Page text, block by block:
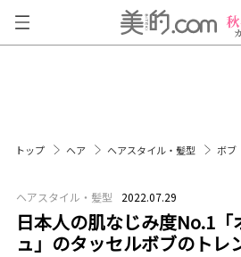
トップ ヘア ヘアスタイル・髪型 ボブ
ヘアスタイル・髪型 2022.07.29
日本人の肌なじみ度No.1
ュ」のタッセルボブのトレ